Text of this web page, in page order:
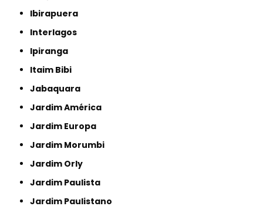
Ibirapuera
Interlagos
Ipiranga
Itaim Bibi
Jabaquara
Jardim América
Jardim Europa
Jardim Morumbi
Jardim Orly
Jardim Paulista
Jardim Paulistano